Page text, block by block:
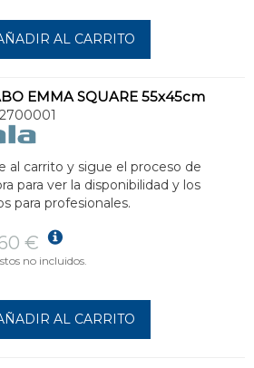
AL CARRITO
EMMA SQUARE 55x45cm
2700001
al carrito y sigue el proceso de
para ver la disponibilidad y los
para profesionales.
€
no incluidos.
AL CARRITO